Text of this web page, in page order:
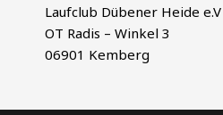
Laufclub Dübener Heide e.V
OT Radis – Winkel 3
06901 Kemberg